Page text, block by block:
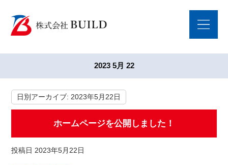
2023 5月 22
日別アーカイブ: 2023年5月22日
ホームページを公開しました！
投稿日 2023年5月22日